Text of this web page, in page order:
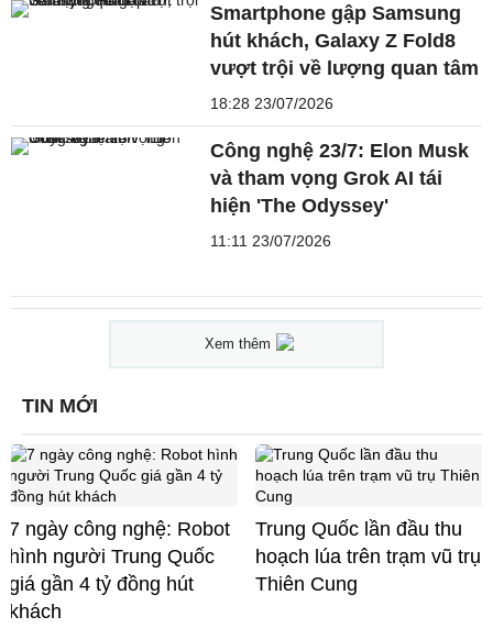
Smartphone gập Samsung
hút khách, Galaxy Z Fold8
vượt trội về lượng quan tâm
18:28 23/07/2026
Công nghệ 23/7: Elon Musk
và tham vọng Grok AI tái
hiện 'The Odyssey'
11:11 23/07/2026
Xem thêm
TIN MỚI
7 ngày công nghệ: Robot
hình người Trung Quốc
giá gần 4 tỷ đồng hút
khách
Trung Quốc lần đầu thu
hoạch lúa trên trạm vũ trụ
Thiên Cung